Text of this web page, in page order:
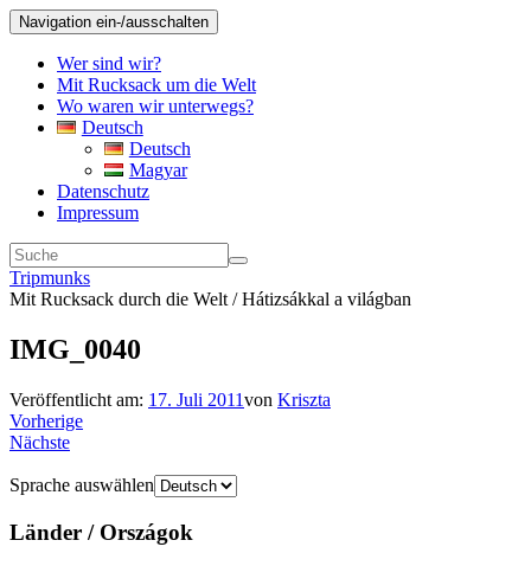
Navigation ein-/ausschalten
Wer sind wir?
Mit Rucksack um die Welt
Wo waren wir unterwegs?
Deutsch
Deutsch
Magyar
Datenschutz
Impressum
Tripmunks
Mit Rucksack durch die Welt / Hátizsákkal a világban
IMG_0040
Veröffentlicht am: 17. Juli 2011von Kriszta
Vorherige
Nächste
Sprache auswählen
Länder / Országok